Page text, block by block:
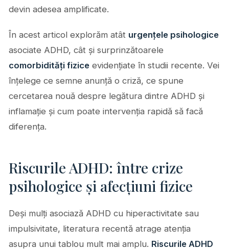
devin adesea amplificate.
În acest articol explorăm atât urgențele psihologice
asociate ADHD, cât și surprinzătoarele
comorbidități fizice evidențiate în studii recente. Vei
înțelege ce semne anunță o criză, ce spune
cercetarea nouă despre legătura dintre ADHD și
inflamație și cum poate intervenția rapidă să facă
diferența.
Riscurile ADHD: între crize
psihologice și afecțiuni fizice
Deși mulți asociază ADHD cu hiperactivitate sau
impulsivitate, literatura recentă atrage atenția
asupra unui tablou mult mai amplu. Riscurile ADHD